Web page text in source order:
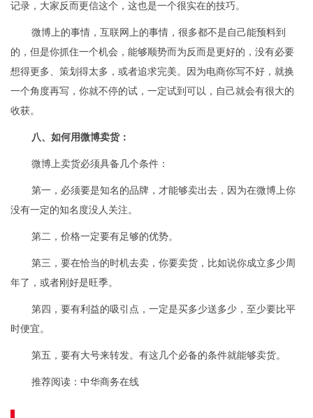
记录，大家反而更信这个，这也是一个很实在的技巧。
微博上的事情，互联网上的事情，很多都不是自己能预料到
的，但是你抓住一个机会，能够顺势而为反而是更好的，没有必要
想得更多、策划得太多，或者追求完美。因为电商你写不好，就换
一个角度再写，你就不停的试，一定试到可以，自己就会有很大的
收获。
八、如何用微博卖货：
微博上卖货必须具备几个条件：
第一，必须要是知名的品牌，才能够卖出去，因为在微博上你
没有一定的知名度没人关注。
第二，价格一定要有足够的优势。
第三，要在恰当的时机去卖，你要卖货，比如说你成立多少周
年了，或者刚好是旺季。
第四，要有利益的吸引点，一定是买多少送多少，至少要比平
时便宜。
第五，要有大号来转发。有这几个必备的条件就能够卖货。
推荐阅读： 中华商务在线